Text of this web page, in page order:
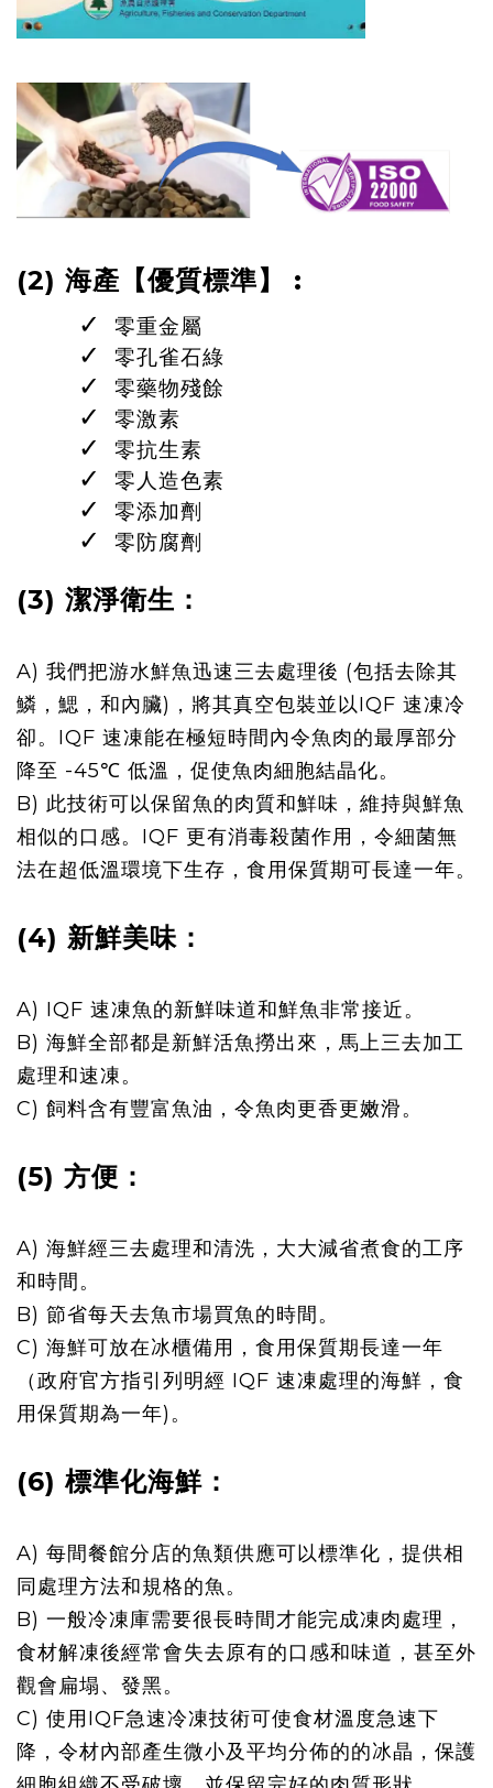
(2) 海產【優質標準】 :
✓ 零重金屬
✓ 零孔雀石綠
✓ 零藥物殘餘
✓ 零激素
✓ 零抗生素
✓ 零人造色素
✓ 零添加劑
✓ 零防腐劑
(3) 潔淨衛生：
A) 我們把游水鮮魚迅速三去處理後 (包括去除其
鱗，鰓，和內臟)，將其真空包裝並以IQF 速凍冷
卻。 IQF 速凍能在極短時間內令魚肉的最厚部分
降至 -45℃ 低溫，促使魚肉細胞結晶化。
B) 此技術可以保留魚的肉質和鮮味， 維持與鮮魚
相似的口感。IQF 更有消毒殺菌作用，令細菌無
法在超低溫環境下生存 ， 食用保質期可長達一年。
(4) 新鮮美味：
A) IQF 速凍魚的新鮮味道和鮮魚非常接近。
B) 海鮮全部都是新鮮活魚撈出來，馬上三去加工
處理和速凍。
C) 飼料含有豐富魚油，令魚肉更香更嫩滑。
(5) 方便：
A) 海鮮經三去處理和清洗，大大減省煮食的工序
和時間 。
B) 節省每天去魚市場買魚的時間 。
C) 海鮮可放在冰櫃備用， 食用保質期長達一年
（政府官方指引列明經 IQF 速凍處理的海鮮 ， 食
用保質期為一年) 。
(6) 標準化海鮮：
A) 每間餐館分店的魚類供應可以標準化，提供相
同處理方法和規格的魚。
B) 一般冷凍庫需要很長時間才能完成凍肉處理 ，
食材解凍後經常會失去原有的口感和味道，甚至外
觀會扁塌、發黑。
C) 使用IQF急速冷凍技術可使食材溫度急速下
降，令材內部產生微小及平均分佈的的冰晶 ，保護